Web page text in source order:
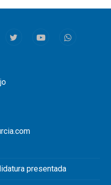
TwitterYoutubeWhatsapp
presentada